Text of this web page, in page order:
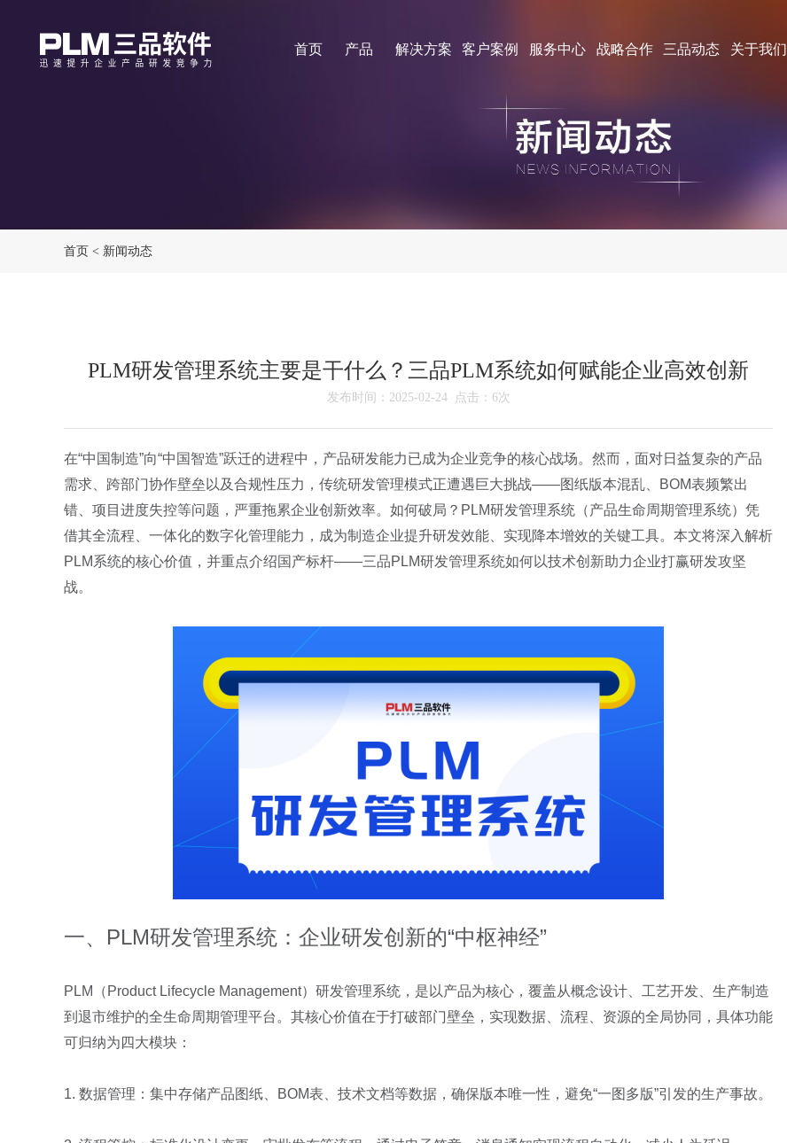
首页 产品 解决方案 客户案例 服务中心 战略合作 三品动态 关于我们
首页 < 新闻动态
PLM研发管理系统主要是干什么？三品PLM系统如何赋能企业高效创新
发布时间：2025-02-24 点击：6次
在“中国制造”向“中国智造”跃迁的进程中，产品研发能力已成为企业竞争的核心战场。然而，面对日益复杂的产品
需求、跨部门协作壁垒以及合规性压力，传统研发管理模式正遭遇巨大挑战——图纸版本混乱、
BOM表频繁出
错、项目进度失控等问题，严重拖累企业创新效率。如何破局？ PLM研发管理系统（产品生命周期管理系统）凭
借其全流程、一体化的数字化管理能力，成为制造企业提升研发效能、实现降本增效的关键工具。本文将深入解析
PLM系统的核心价值，并重点介绍国产标杆——三品PLM研发管理系统如何以技术创新助力企业打赢研发攻坚
战。
一、 PLM研发管理系统：企业研发创新的“中枢神经”
PLM （ Product Lifecycle Management）研发管理系统，是以产品为核心，覆盖从概念设计、工艺开发、生产制造
到退市维护的全生命周期管理平台。其核心价值在于打破部门壁垒，实现数据、流程、资源的全局协同，具体功能
可归纳为四大模块：
1. 数据管理：集中存储产品图纸、 BOM表、技术文档等数据，确保版本唯一性，避免“一图多版”引发的生产事故。